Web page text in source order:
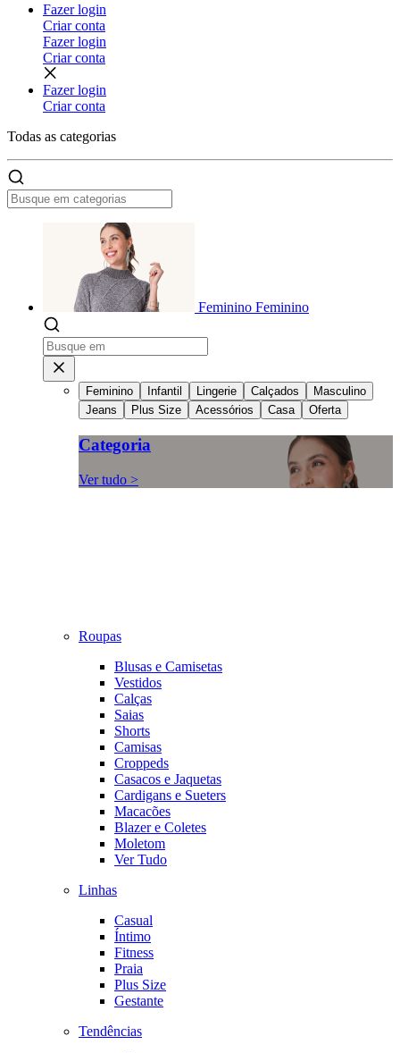
Fazer login
Criar conta
Fazer login
Criar conta
Fazer login
Criar conta
Todas as categorias
Feminino Feminino
Feminino Infantil Lingerie Calçados
Masculino
Jeans
Plus Size Acessórios Casa Oferta
Categoria
Ver tudo >
Roupas
Blusas e Camisetas
Vestidos
Calças
Saias
Shorts
Camisas
Croppeds
Casacos e Jaquetas
Cardigans e Sueters
Macacões
Blazer e Coletes
Moletom
Ver Tudo
Linhas
Casual
Íntimo
Fitness
Praia
Plus Size
Gestante
Tendências